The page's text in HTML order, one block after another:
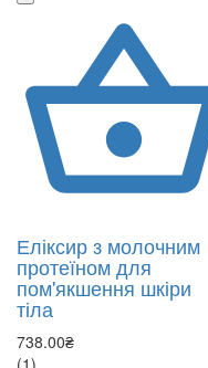
Еліксир з молочним
протеїном для
пом'якшення шкіри
тіла
738.00₴
(1)